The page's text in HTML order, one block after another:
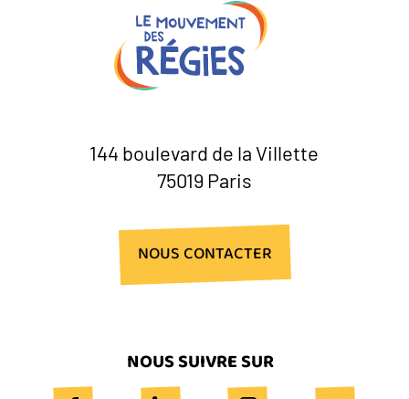
NOUS CONTACTER
144 boulevard de la Villette
75019 Paris
NOUS SUIVRE SUR